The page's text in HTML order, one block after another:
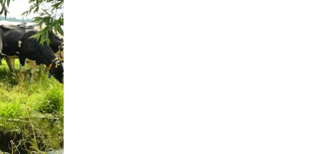
Over ons
Contact
ENGLISH
Search the Knowledge base